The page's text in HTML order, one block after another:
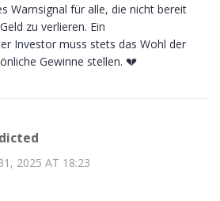
Warnsignal für alle, die nicht bereit
zu verlieren. Ein
Investor muss stets das Wohl der
Gewinne stellen. 💔
2025 AT 18:23